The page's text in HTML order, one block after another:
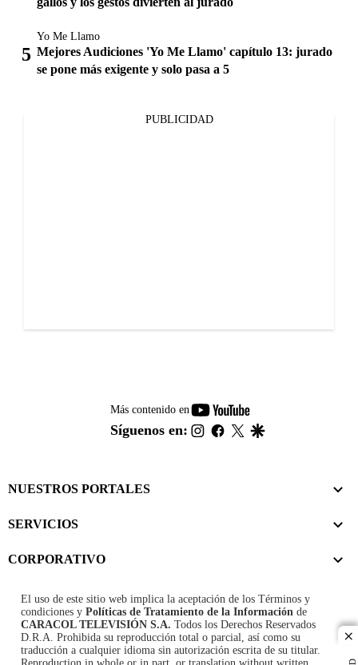
Yo Me Llamo
Mejores Audiciones 'Yo Me Llamo' capítulo 13: jurado
se pone más exigente y solo pasa a 5
PUBLICIDAD
Más contenido en
youtube-
footer
Síguenos en: instagram
facebook
twitter
NUESTROS PORTALES
SERVICIOS
CORPORATIVO
El uso de este sitio web implica la aceptación de los Términos y
condiciones y Políticas de Tratamiento de la Información de
CARACOL TELEVISIÓN S.A. Todos los Derechos Reservados
D.R.A. Prohibida su reproducción total o parcial, así como su
traducción a cualquier idioma sin autorización escrita de su titular.